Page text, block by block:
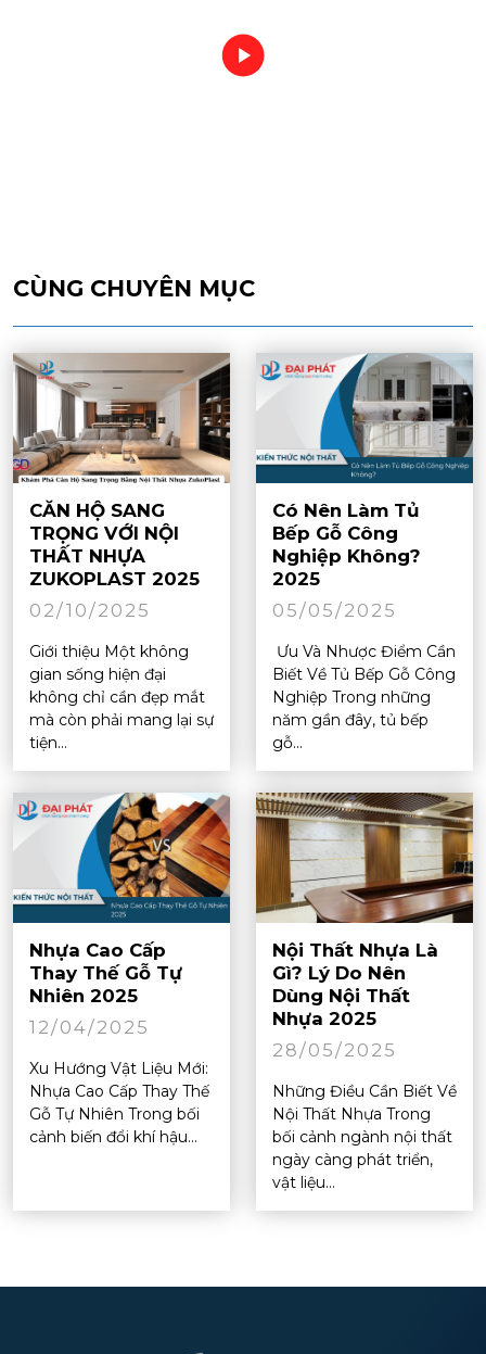
CÙNG CHUYÊN MỤC
CĂN HỘ SANG
TRỌNG VỚI NỘI
THẤT NHỰA
ZUKOPLAST 2025
02/10/2025
Giới thiệu Một không
gian sống hiện đại
không chỉ cần đẹp mắt
mà còn phải mang lại sự
tiện...
Có Nên Làm Tủ
Bếp Gỗ Công
Nghiệp Không?
2025
05/05/2025
Ưu Và Nhược Điểm Cần
Biết Về Tủ Bếp Gỗ Công
Nghiệp Trong những
năm gần đây, tủ bếp
gỗ...
Nhựa Cao Cấp
Thay Thế Gỗ Tự
Nhiên 2025
12/04/2025
Xu Hướng Vật Liệu Mới:
Nhựa Cao Cấp Thay Thế
Gỗ Tự Nhiên Trong bối
cảnh biến đổi khí hậu...
Nội Thất Nhựa Là
Gì? Lý Do Nên
Dùng Nội Thất
Nhựa 2025
28/05/2025
Những Điều Cần Biết Về
Nội Thất Nhựa Trong
bối cảnh ngành nội thất
ngày càng phát triển,
vật liệu...